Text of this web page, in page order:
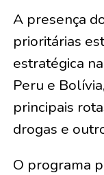
A presença
prioritárias
estratégica
Peru e
principais
drogas e
O programa